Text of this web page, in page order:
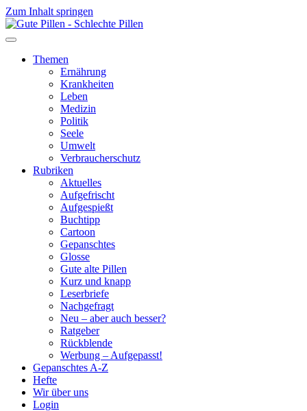
Zum Inhalt springen
Themen
Ernährung
Krankheiten
Leben
Medizin
Politik
Seele
Umwelt
Verbraucherschutz
Rubriken
Aktuelles
Aufgefrischt
Aufgespießt
Buchtipp
Cartoon
Gepanschtes
Glosse
Gute alte Pillen
Kurz und knapp
Leserbriefe
Nachgefragt
Neu – aber auch besser?
Ratgeber
Rückblende
Werbung – Aufgepasst!
Gepanschtes A-Z
Hefte
Wir über uns
Login